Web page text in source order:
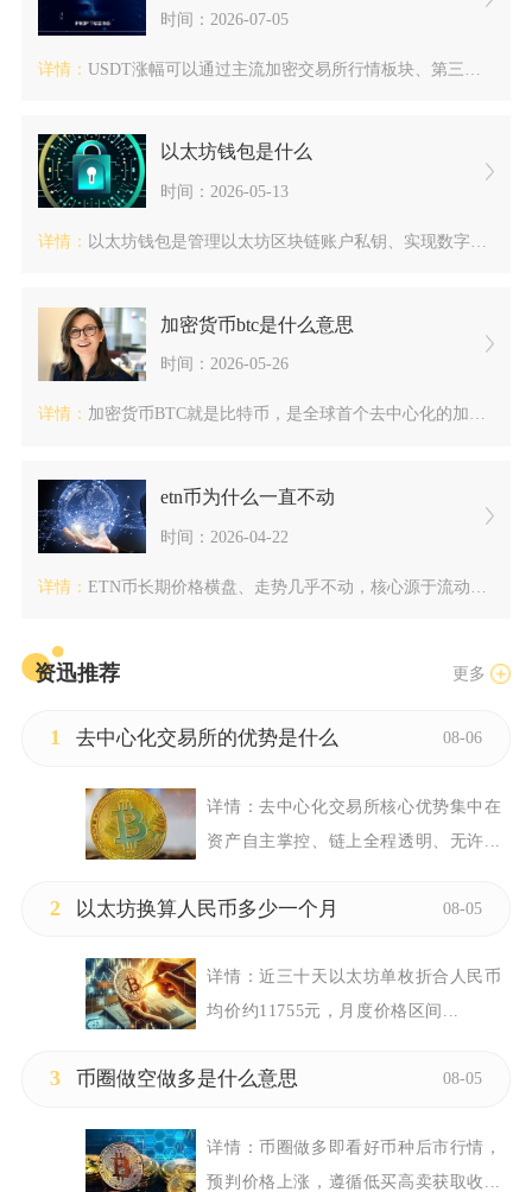
时间：2026-07-05
详情： USDT涨幅可以通过主流加密交易所行情板块、第三方聚合行情平...
以太坊钱包是什么
时间：2026-05-13
详情： 以太坊钱包是管理以太坊区块链账户私钥、实现数字资产收发与链上...
加密货币btc是什么意思
时间：2026-05-26
详情： 加密货币BTC就是比特币，是全球首个去中心化的加密数字货币，...
etn币为什么一直不动
时间：2026-04-22
详情： ETN币长期价格横盘、走势几乎不动，核心源于流动性枯竭、筹码...
资迅推荐 更多
1 去中心化交易所的优势是什么 08-06
详情：去中心化交易所核心优势集中在
资产自主掌控、链上全程透明、无许...
2 以太坊换算人民币多少一个月 08-05
详情：近三十天以太坊单枚折合人民币
均价约11755元，月度价格区间...
3 币圈做空做多是什么意思 08-05
详情：币圈做多即看好币种后市行情，
预判价格上涨，遵循低买高卖获取收...